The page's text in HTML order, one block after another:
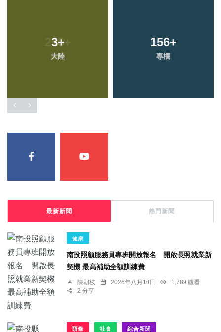
3+
大陸
156+
專欄
最新新聞 熱門新聞
健康
南投照顧服務員專班開放報名 開啟長照就業新
契機 最高補助全額訓練費
陳朝枝 2026年八月10日
1,789 觀看
2 分享
頭條 社會 綜合新聞